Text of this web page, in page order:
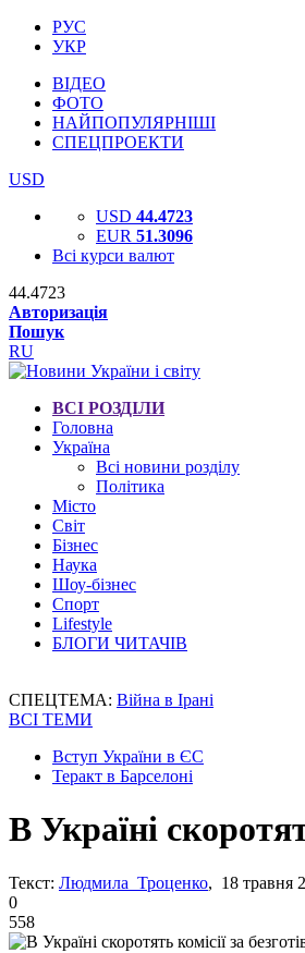
РУС
УКР
ВІДЕО
ФОТО
НАЙПОПУЛЯРНІШІ
СПЕЦПРОЕКТИ
USD
USD 44.4723
EUR 51.3096
Всі курси валют
44.4723
Авторизація
Пошук
RU
ВСІ РОЗДІЛИ
Головна
Україна
Всі новини розділу
Політика
Місто
Світ
Бізнес
Наука
Шоу-бізнес
Спорт
Lifestyle
БЛОГИ ЧИТАЧІВ
СПЕЦТЕМА: Війна в Ірані
ВСІ ТЕМИ
Вступ України в ЄС
Теракт в Барселоні
В Україні
Текст: Людмила Троценко, 18 травня
0
558